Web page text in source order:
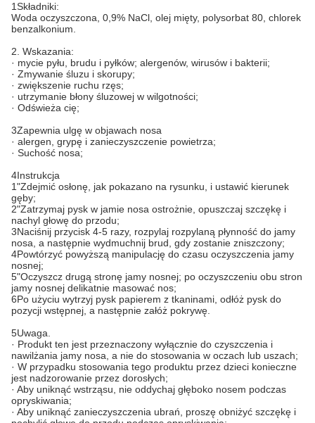
1Składniki:
Woda oczyszczona, 0,9% NaCl, olej mięty, polysorbat 80, chlorek
benzalkonium.
2. Wskazania:
· mycie pyłu, brudu i pyłków; alergenów, wirusów i bakterii;
· Zmywanie śluzu i skorupy;
· zwiększenie ruchu rzęs;
· utrzymanie błony śluzowej w wilgotności;
· Odświeża cię;
3Zapewnia ulgę w objawach nosa
· alergen, grypę i zanieczyszczenie powietrza;
· Suchość nosa;
4Instrukcja
1"Zdejmić osłonę, jak pokazano na rysunku, i ustawić kierunek
gęby;
2"Zatrzymaj pysk w jamie nosa ostrożnie, opuszczaj szczękę i
nachyl głowę do przodu;
3Naciśnij przycisk 4-5 razy, rozpylaj rozpylaną płynność do jamy
nosa, a następnie wydmuchnij brud, gdy zostanie zniszczony;
4Powtórzyć powyższą manipulację do czasu oczyszczenia jamy
nosnej;
5"Oczyszcz drugą stronę jamy nosnej; po oczyszczeniu obu stron
jamy nosnej delikatnie masować nos;
6Po użyciu wytrzyj pysk papierem z tkaninami, odłóż pysk do
pozycji wstępnej, a następnie załóż pokrywę.
5Uwaga.
· Produkt ten jest przeznaczony wyłącznie do czyszczenia i
nawilżania jamy nosa, a nie do stosowania w oczach lub uszach;
· W przypadku stosowania tego produktu przez dzieci konieczne
jest nadzorowanie przez dorosłych;
· Aby uniknąć wstrząsu, nie oddychaj głęboko nosem podczas
opryskiwania;
· Aby uniknąć zanieczyszczenia ubrań, proszę obniżyć szczękę i